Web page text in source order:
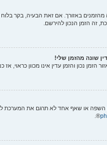
מהזמנים באזורך. אם זאת הבעיה, בקר
זה הזמן הנכון להירשם.
שונה מהזמן שלי!
נכון והזמן עדין אינו מכוון
או שאף אחד לא תרגם את המערכת
®.